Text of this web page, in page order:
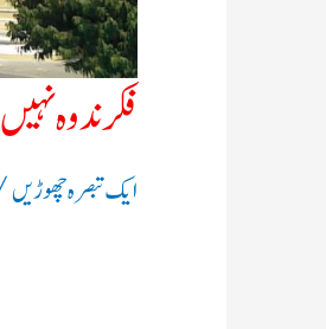
فکر ندوہ
ایک تبصرہ چھوڑیں